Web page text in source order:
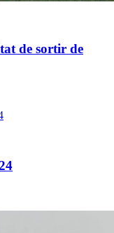
de sortir de